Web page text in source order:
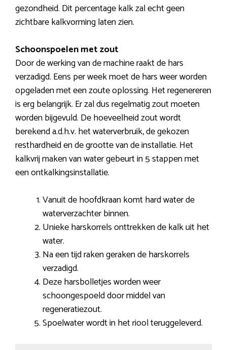
gezondheid. Dit percentage kalk zal echt geen
zichtbare kalkvorming laten zien.
Schoonspoelen met zout
Door de werking van de machine raakt de hars
verzadigd. Eens per week moet de hars weer worden
opgeladen met een zoute oplossing. Het regenereren
is erg belangrijk. Er zal dus regelmatig zout moeten
worden bijgevuld. De hoeveelheid zout wordt
berekend a.d.h.v. het waterverbruik, de gekozen
resthardheid en de grootte van de installatie. Het
kalkvrij maken van water gebeurt in 5 stappen met
een ontkalkingsinstallatie.
Vanuit de hoofdkraan komt hard water de
waterverzachter binnen.
Unieke harskorrels onttrekken de kalk uit het
water.
Na een tijd raken geraken de harskorrels
verzadigd.
Deze harsbolletjes worden weer
schoongespoeld door middel van
regeneratiezout.
Spoelwater wordt in het riool teruggeleverd.